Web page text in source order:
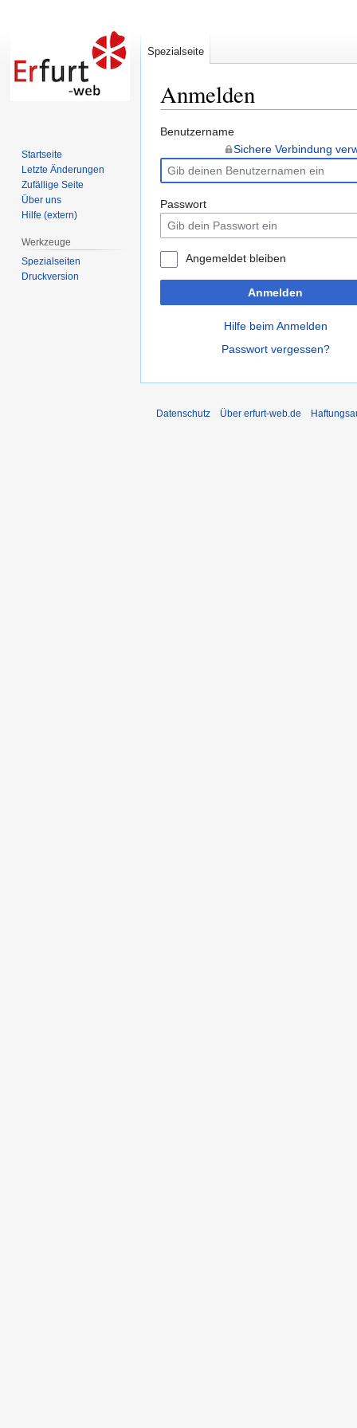
Anmelden
Zur
springen
Zur
springen
Benutzername
Sichere Verbindung
Passwort
Angemeldet bleiben
Anmelden
Hilfe beim Anmelden
Passwort vergessen?
Spezialseite
Startseite
Letzte Änderungen
Zufällige Seite
Über uns
Hilfe (extern)
Werkzeuge
Spezialseiten
Druckversion
Datenschutz Über erfurt-web.de